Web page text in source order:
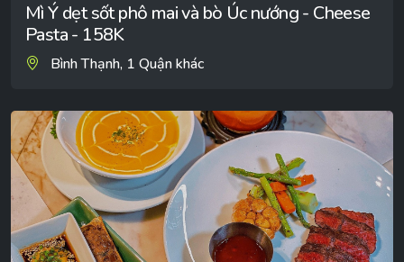
Mì Ý dẹt sốt phô mai và bò Úc nướng - Cheese
Pasta - 158K
Bình Thạnh, 1 Quận khác